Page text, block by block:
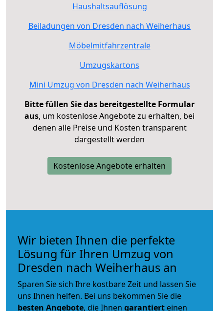
Haushaltsauflösung
Beiladungen von Dresden nach Weiherhaus
Möbelmitfahrzentrale
Umzugskartons
Mini Umzug von Dresden nach Weiherhaus
Bitte füllen Sie das bereitgestellte Formular
aus, um kostenlose Angebote zu erhalten, bei
denen alle Preise und Kosten transparent
dargestellt werden
Kostenlose Angebote erhalten
Wir bieten Ihnen die perfekte
Lösung für Ihren Umzug von
Dresden nach Weiherhaus an
Sparen Sie sich Ihre kostbare Zeit und lassen Sie
uns Ihnen helfen. Bei uns bekommen Sie die
besten Angebote, die Ihnen garantiert einen